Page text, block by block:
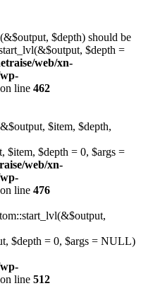
$depth) should be
$depth =
web/xn-
on line 462
$item, $depth,
$item, $depth = 0, $args =
web/xn-
on line 476
$depth = 0, $args = NULL)
on line 512